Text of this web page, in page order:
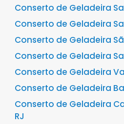
Conserto de Geladeira
Conserto de Geladeira
Conserto de Geladeira
Conserto de Geladeira
Conserto de Geladeira
Conserto de Geladeira
Conserto de Geladeira
RJ